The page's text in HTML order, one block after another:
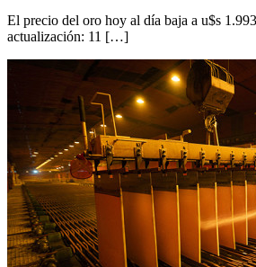
El precio del oro hoy al día baja a u$s
actualización: 11 […]